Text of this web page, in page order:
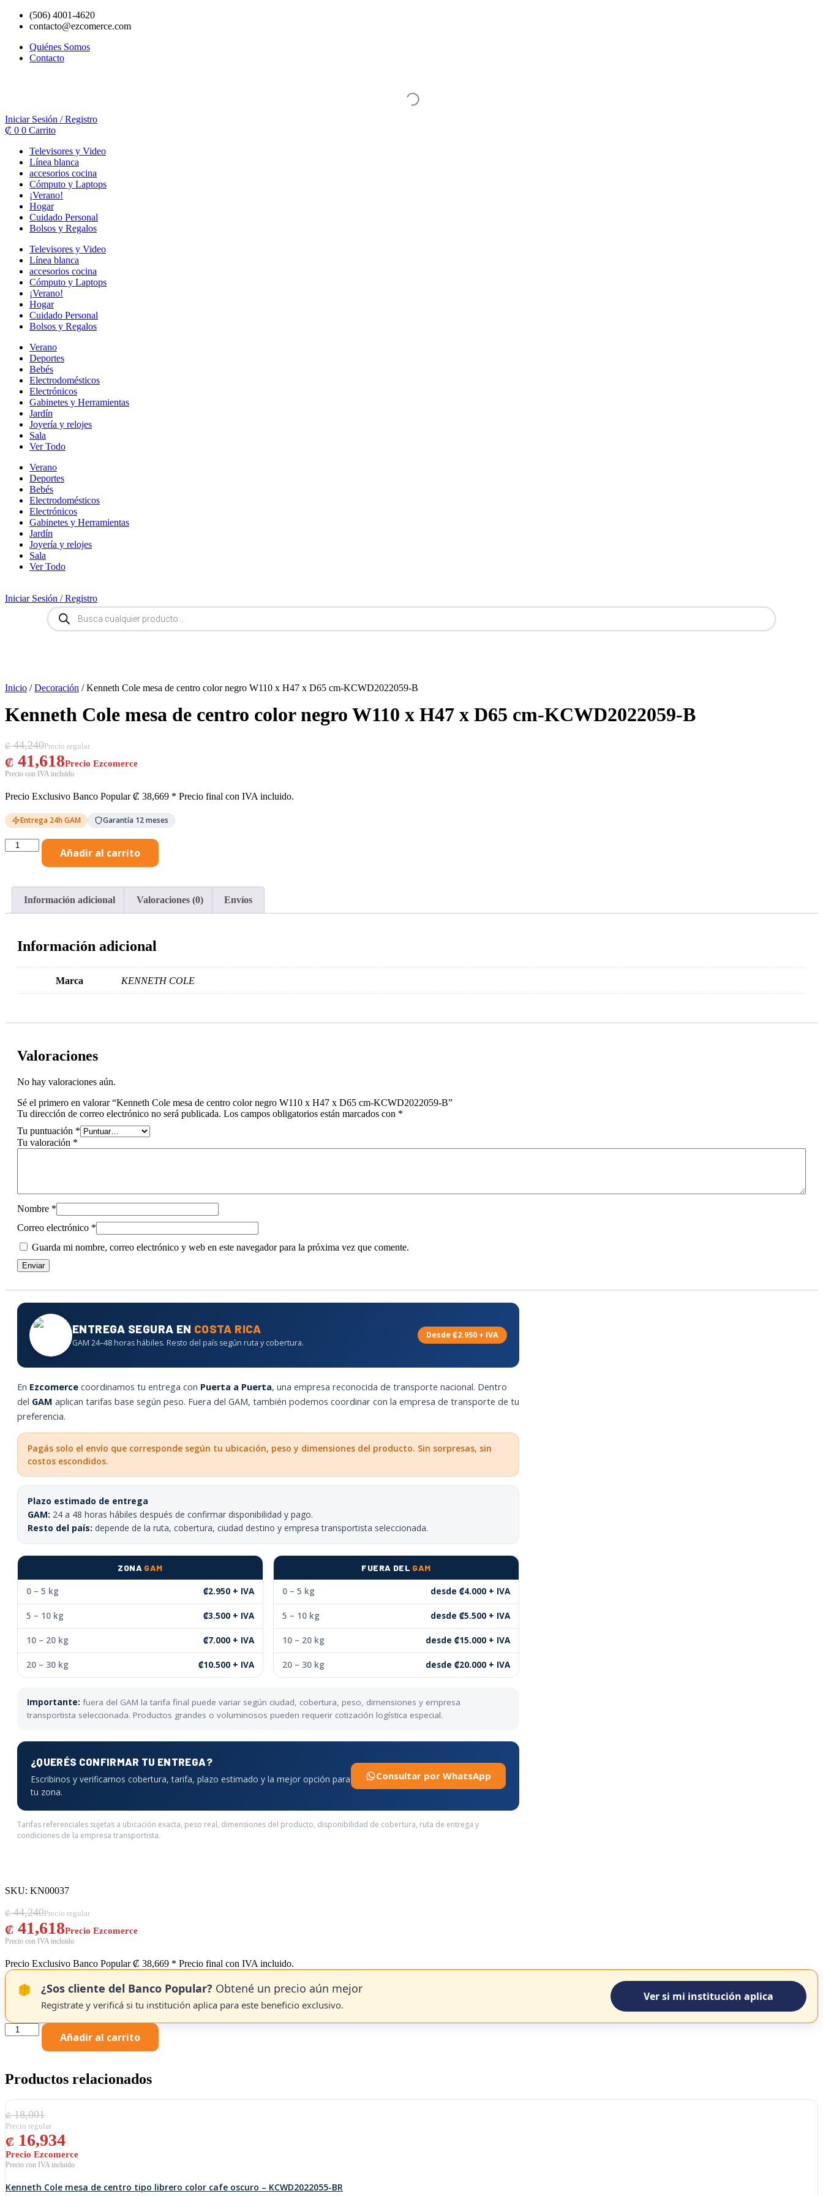
(506) 4001-4620
contacto@ezcomerce.com
Quiénes Somos
Contacto
Iniciar Sesión / Registro
₡ 0 0 Carrito
Televisores y Video
Línea blanca
accesorios cocina
Cómputo y Laptops
¡Verano!
Hogar
Cuidado Personal
Bolsos y Regalos
Televisores y Video
Línea blanca
accesorios cocina
Cómputo y Laptops
¡Verano!
Hogar
Cuidado Personal
Bolsos y Regalos
Verano
Deportes
Bebés
Electrodomésticos
Electrónicos
Gabinetes y Herramientas
Jardín
Joyería y relojes
Sala
Ver Todo
Verano
Deportes
Bebés
Electrodomésticos
Electrónicos
Gabinetes y Herramientas
Jardín
Joyería y relojes
Sala
Ver Todo
Iniciar Sesión / Registro
Búsqueda
de
productos
Inicio /Decoración / Kenneth Cole mesa de centro color negro W110 x H47 x D65 cm-KCWD2022059-B
Kenneth Cole mesa de centro color negro W110 x H47 x D65 cm-KCWD2022059-B
₡44,240
El precio original era: ₡ 44,240.
₡ 41,618
El precio actual es: ₡ 41,618.
Precio Exclusivo Banco Popular ₡ 38,669 * Precio final con IVA incluido.
Entrega 24h GAM Garantía 12 meses
Kenneth
Cole
centro
H47
D65
KCWD2022059-
Añadir al carrito
Información adicional Valoraciones (0) Envíos
Información adicional
Marca KENNETH COLE
Valoraciones
No hay valoraciones aún.
Sé el primero en valorar “Kenneth Cole mesa de centro color negro W110 x H47 x D65 cm-KCWD2022059-B”
Tu dirección de correo electrónico no será publicada. Los campos obligatorios están marcados con *
Tu puntuación *
Tu valoración *
Nombre *
Correo electrónico *
Guarda mi nombre, correo electrónico y web en este navegador para la próxima vez que comente.
ENTREGA SEGURA EN COSTA RICA
GAM 24–48 horas hábiles. Resto del país según ruta y cobertura.
Desde ₡2.950 + IVA
En Ezcomerce coordinamos tu entrega con Puerta a Puerta, una empresa reconocida de transporte nacional. Dentro
del GAM aplican tarifas base según peso. Fuera del GAM, también podemos coordinar con la empresa de transporte de tu
preferencia.
Pagás solo el envío que corresponde según tu ubicación, peso y dimensiones del producto. Sin sorpresas, sin
costos escondidos.
Plazo estimado de entrega
GAM: 24 a 48 horas hábiles después de confirmar disponibilidad y pago.
Resto del país: depende de la ruta, cobertura, ciudad destino y empresa transportista seleccionada.
ZONA GAM
0 – 5 kg ₡2.950 + IVA
5 – 10 kg ₡3.500 + IVA
10 – 20 kg ₡7.000 + IVA
20 – 30 kg ₡10.500 + IVA
FUERA DEL GAM
0 – 5 kg desde ₡4.000 + IVA
5 – 10 kg desde ₡5.500 + IVA
10 – 20 kg desde ₡15.000 + IVA
20 – 30 kg desde ₡20.000 + IVA
Importante: fuera del GAM la tarifa final puede variar según ciudad, cobertura, peso, dimensiones y empresa
transportista seleccionada. Productos grandes o voluminosos pueden requerir cotización logística especial.
¿QUERÉS CONFIRMAR TU ENTREGA?
Escribinos y verificamos cobertura, tarifa, plazo estimado y la mejor opción para
tu zona.
Consultar por WhatsApp
Tarifas referenciales sujetas a ubicación exacta, peso real, dimensiones del producto, disponibilidad de cobertura, ruta de entrega y
condiciones de la empresa transportista.
SKU: KN00037
₡44,240
El precio original era: ₡ 44,240.
₡ 41,618
El precio actual es: ₡ 41,618.
Precio Exclusivo Banco Popular ₡ 38,669 * Precio final con IVA incluido.
¿Sos cliente del Banco Popular? Obtené un precio aún mejor
Registrate y verificá si tu institución aplica para este beneficio exclusivo.
Ver si mi institución aplica
Kenneth
Cole
centro
color
W110
x
H47
x
D65
cm-
B
cantidad
Añadir al carrito
Productos relacionados
₡18,001
El precio original era: ₡ 18,001.
₡ 16,934
El precio actual es: ₡ 16,934.
Kenneth Cole mesa de centro tipo librero color cafe oscuro – KCWD2022055-BR